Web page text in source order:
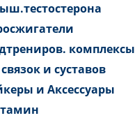
комплексы
и суставов
и Аксессуары